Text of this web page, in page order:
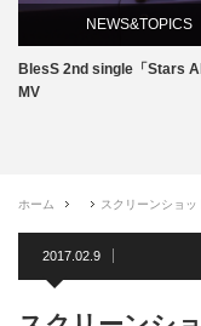
NEWS&TOPICS
BlesS 2nd single「Stars
MV
ホーム スクリーンショ
2017.02.9